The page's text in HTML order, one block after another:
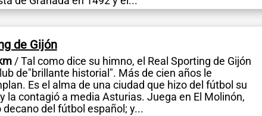
de Gijón
/ Tal como dice su himno, el Real Sporting de Gijón
de"brillante historial". Más de cien años le
Es el alma de una ciudad que hizo del fútbol su
la contagió a media Asturias. Juega en El Molinón,
decano del fútbol español; y...